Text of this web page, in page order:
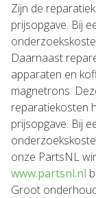
Zijn de
prijsopgave. Bij
Daarnaast
apparaten en
magnetrons.
reparatiekosten
prijsopgave. Bij
onze PartsNL
www.partsnl.nl
Groot